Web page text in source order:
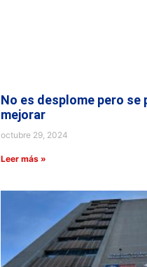
No es desplome pero se
mejorar
octubre 29, 2024
Leer más »